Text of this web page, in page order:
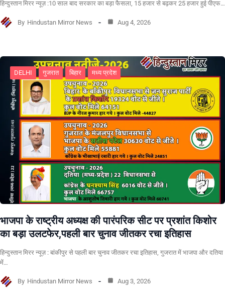
हिन्दुस्तान मिरर न्यूज़ :10 साल बाद सरकार का बड़ा फैसला, 15 हजार से बढ़कर 25 हजार हुई पीएफ…
By Hindustan Mirror News Aug 4, 2026
DELHI गुजरात बिहार मध्य प्रदेश
भाजपा के राष्ट्रीय अध्यक्ष की पारंपरिक सीट पर प्रशांत किशोर
का बड़ा उलटफेर,पहली बार चुनाव जीतकर रचा इतिहास
हिन्दुस्तान मिरर न्यूज़ : बांकीपुर से पहली बार चुनाव जीतकर रचा इतिहास, गुजरात में भाजपा और दतिया
में…
By Hindustan Mirror News Aug 3, 2026